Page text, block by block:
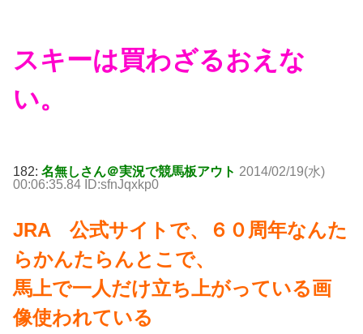
スキーは買わざるおえな
い。
182: 名無しさん＠実況で競馬板アウト 2014/02/19(水)
00:06:35.84 ID:sfnJqxkp0
JRA 公式サイトで、６０周年なんた
らかんたらんとこで、
馬上で一人だけ立ち上がっている画
像使われている